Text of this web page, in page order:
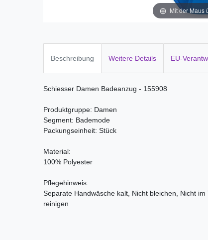
Mit der Maus
Beschreibung Weitere Details EU-
Schiesser Damen Badeanzug - 155908
Produktgruppe: Damen
Segment: Bademode
Packungseinheit: Stück
Material:
100% Polyester
Pflegehinweis:
Separate Handwäsche kalt, Nicht bleichen, Nicht
reinigen